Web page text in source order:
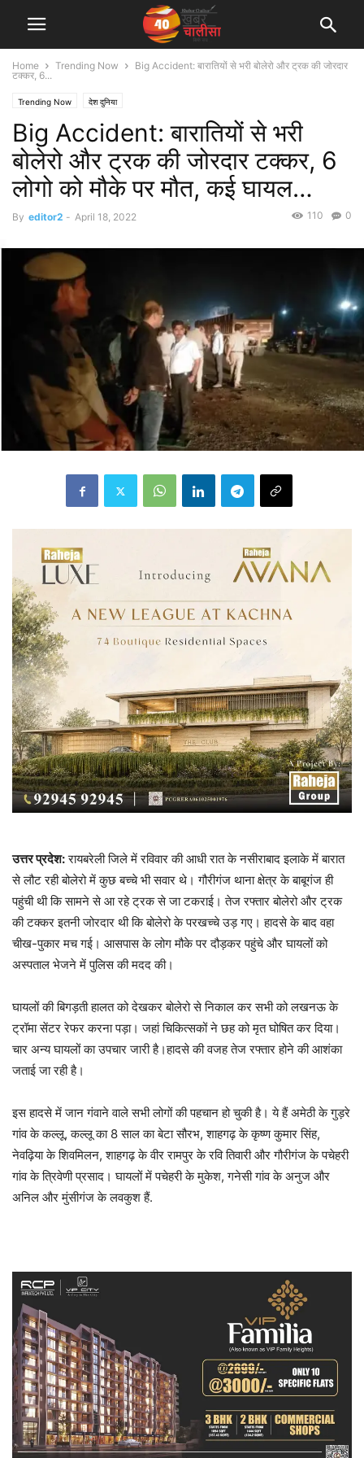
Home Trending Now
Big Accident: बारातियों से भरी बोलेरो और ट्रक की जोरदार
टक्कर, 6...
Trending Now देश दुनिया
Big Accident: बारातियों से भरी
बोलेरो और ट्रक की जोरदार टक्कर, 6
लोगो को मौके पर मौत, कई घायल…
By editor2 - April 18, 2022 0
110
उत्तर प्रदेश:रायबरेली जिले में रविवार की आधी रात के नसीराबाद इलाके में बारात
से लौट रही बोलेरो में कुछ बच्चे भी सवार थे। गौरीगंज थाना क्षेत्र के बाबूगंज ही
पहुंची थी कि सामने से आ रहे ट्रक से जा टकराई। तेज रफ्तार बोलेरो और ट्रक
की टक्कर इतनी जोरदार थी कि बोलेरो के परखच्चे उड़ गए। हादसे के बाद वहा
चीख-पुकार मच गई। आसपास के लोग मौके पर दौड़कर पहुंचे और घायलों को
अस्पताल भेजने में पुलिस की मदद की।
घायलों की बिगड़ती हालत को देखकर बोलेरो से निकाल कर सभी को लखनऊ के
ट्रॉमा सेंटर रेफर करना पड़ा। जहां चिकित्सकों ने छह को मृत घोषित कर दिया।
चार अन्य घायलों का उपचार जारी है।हादसे की वजह तेज रफ्तार होने की आशंका
जताई जा रही है।
इस हादसे में जान गंवाने वाले सभी लोगों की पहचान हो चुकी है। ये हैं अमेठी के गुड़रे
गांव के कल्लू, कल्लू का 8 साल का बेटा सौरभ, शाहगढ़ के कृष्ण कुमार सिंह,
नेवढ़िया के शिवमिलन, शाहगढ़ के वीर रामपुर के रवि तिवारी और गौरीगंज के पचेहरी
गांव के त्रिवेणी प्रसाद। घायलों में पचेहरी के मुकेश, गनेसी गांव के अनुज और
अनिल और मुंसीगंज के लवकुश हैं.